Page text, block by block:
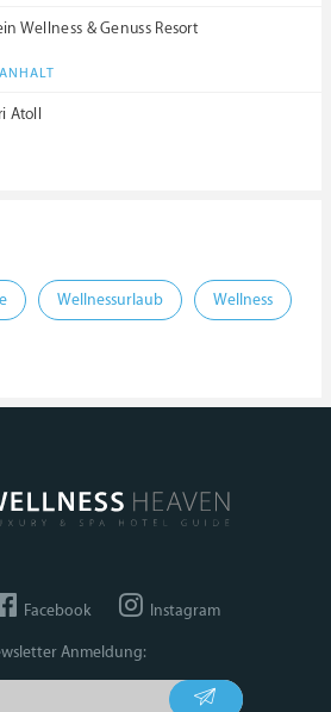
Wellness & Genuss Resort
Atoll
Wellnessurlaub Wellness
Facebook Instagram
Anmeldung: